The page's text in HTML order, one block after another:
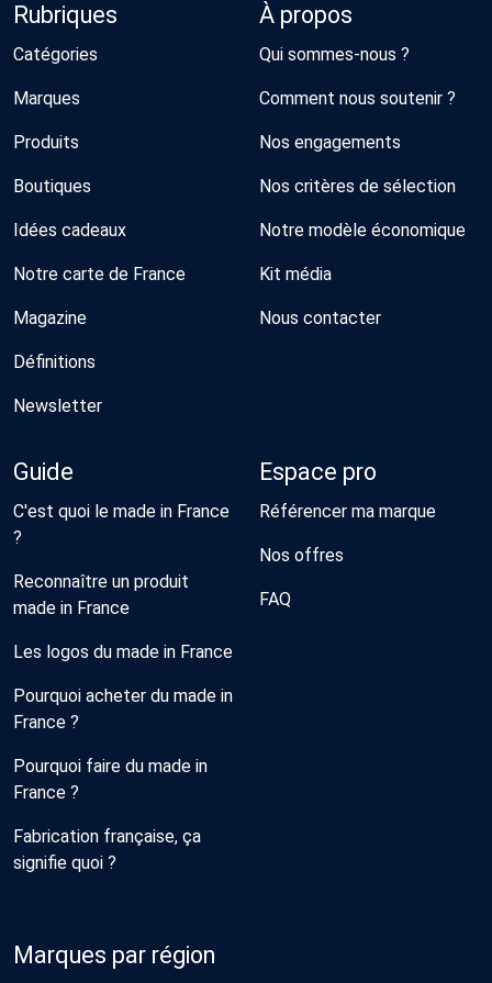
Rubriques
Catégories
Marques
Produits
Boutiques
Idées cadeaux
Notre carte de France
Magazine
Définitions
Newsletter
À propos
Qui sommes-nous ?
Comment nous soutenir ?
Nos engagements
Nos critères de sélection
Notre modèle économique
Kit média
Nous contacter
Guide
C'est quoi le made in France
?
Reconnaître un produit
made in France
Les logos du made in France
Pourquoi acheter du made in
France ?
Pourquoi faire du made in
France ?
Fabrication française, ça
signifie quoi ?
Espace pro
Référencer ma marque
Nos offres
FAQ
Marques par région